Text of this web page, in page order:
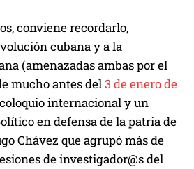
conviene recordarlo,
cubana y a la
(amenazadas ambas por el
mucho antes del3 de enero de
internacional y un
en defensa de la patria de
Chávez que agrupó más de
de investigador@s del